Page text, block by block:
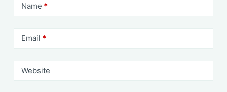
Name *
Email *
Website